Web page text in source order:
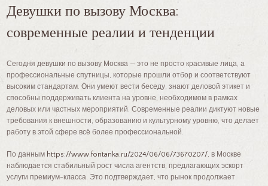
Девушки по вызову Москва:
современные реалии и тенденции
Сегодня девушки по вызову Москва — это не просто красивые лица, а
профессиональные спутницы, которые прошли отбор и соответствуют
высоким стандартам. Они умеют вести беседу, знают деловой этикет и
способны поддерживать клиента на уровне, необходимом в рамках
деловых или частных мероприятий. Современные реалии диктуют новые
требования к внешности, образованию и культурному уровню, что делает
работу в этой сфере всё более профессиональной.
По данным https://www.fontanka.ru/2024/06/06/73670207/ , в Москве
наблюдается стабильный рост числа агентств, предлагающих эскорт
услуги премиум-класса. Это подтверждает, что рынок продолжает